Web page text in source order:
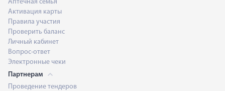
Аптечная семья
Активация карты
Правила участия
Проверить баланс
Личный кабинет
Вопрос-ответ
Электронные чеки
Партнерам
Проведение тендеров